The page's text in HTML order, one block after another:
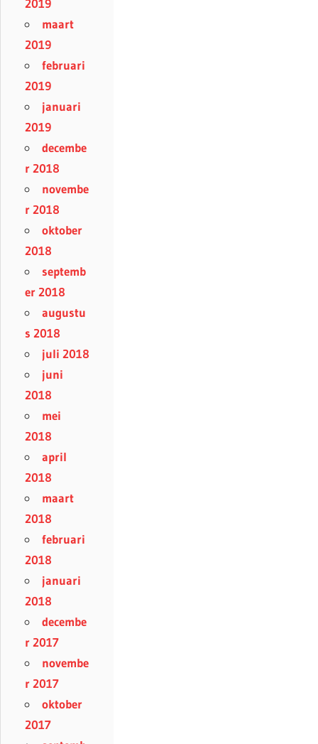
2019
maart
2019
februari
2019
januari
2019
decembe
r 2018
novembe
r 2018
oktober
2018
septemb
er 2018
augustu
s 2018
juli 2018
juni
2018
mei
2018
april
2018
maart
2018
februari
2018
januari
2018
decembe
r 2017
novembe
r 2017
oktober
2017